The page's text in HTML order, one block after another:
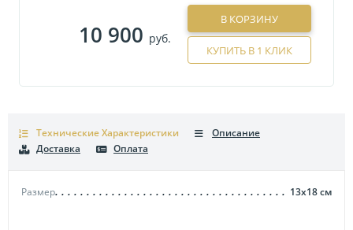
10 900 руб.
В КОРЗИНУ
КУПИТЬ В 1 КЛИК
Технические Характеристики
Размер 13х18см
Описание
Доставка
Оплата